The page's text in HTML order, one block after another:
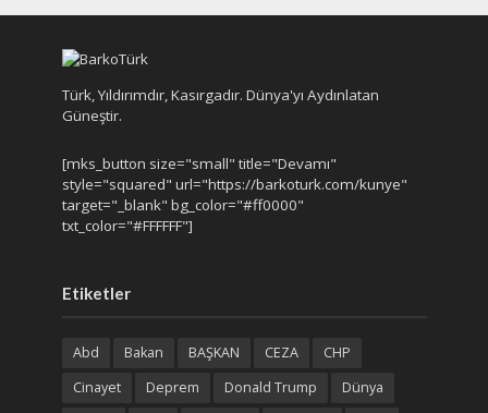
Türk, Yıldırımdır, Kasırgadır. Dünya'yı Aydınlatan
Güneştir.
[mks_button size="small" title="Devamı"
style="squared" url="https://barkoturk.com/kunye"
target="_blank" bg_color="#ff0000"
txt_color="#FFFFFF"]
Etiketler
Abd Bakan BAŞKAN CEZA
CHP
Cinayet
Deprem Donald Trump
Dünya